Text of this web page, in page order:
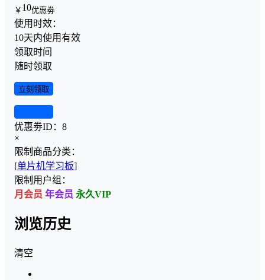
￥ 10优惠劵
使用时效：
10天内使用有效
领取时间
随时领取
立刻领取
优惠劵ID： 8
×
限制商品分类：
[单片机学习板]
限制用户组：
月会员 年会员 永久VIP
浏览历史
清空